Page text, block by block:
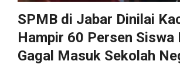
SPMB di Jabar Dinilai
Hampir 60 Persen Siswa
Gagal Masuk Sekolah